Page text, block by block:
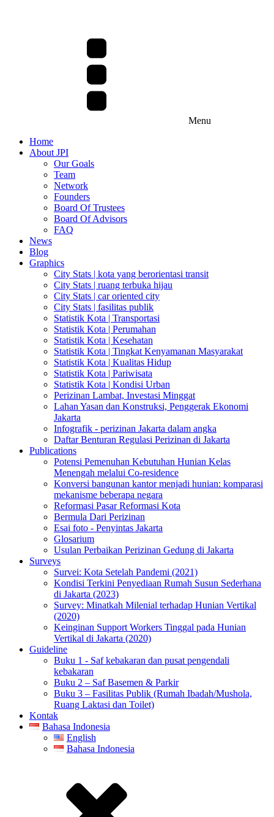
Menu
Home
About JPI
Our Goals
Team
Network
Founders
Board Of Trustees
Board Of Advisors
FAQ
News
Blog
Graphics
City Stats | kota yang berorientasi transit
City Stats | ruang terbuka hijau
City Stats | car oriented city
City Stats | fasilitas publik
Statistik Kota | Transportasi
Statistik Kota | Perumahan
Statistik Kota | Kesehatan
Statistik Kota | Tingkat Kenyamanan Masyarakat
Statistik Kota | Kualitas Hidup
Statistik Kota | Pariwisata
Statistik Kota | Kondisi Urban
Perizinan Lambat, Investasi Minggat
Lahan Yasan dan Konstruksi, Penggerak Ekonomi
Jakarta
Infografik - perizinan Jakarta dalam angka
Daftar Benturan Regulasi Perizinan di Jakarta
Publications
Potensi Pemenuhan Kebutuhan Hunian Kelas
Menengah melalui Co-residence
Konversi bangunan kantor menjadi hunian: komparasi
mekanisme beberapa negara
Reformasi Pasar Reformasi Kota
Bermula Dari Perizinan
Esai foto - Penyintas Jakarta
Glosarium
Usulan Perbaikan Perizinan Gedung di Jakarta
Surveys
Survei: Kota Setelah Pandemi (2021)
Kondisi Terkini Penyediaan Rumah Susun Sederhana
di Jakarta (2023)
Survey: Minatkah Milenial terhadap Hunian Vertikal
(2020)
Keinginan Support Workers Tinggal pada Hunian
Vertikal di Jakarta (2020)
Guideline
Buku 1 - Saf kebakaran dan pusat pengendali
kebakaran
Buku 2 – Saf Basemen & Parkir
Buku 3 – Fasilitas Publik (Rumah Ibadah/Mushola,
Ruang Laktasi dan Toilet)
Kontak
Bahasa Indonesia
English
Bahasa Indonesia